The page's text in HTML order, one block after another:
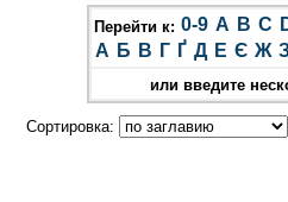
Перейти к: 0-9 A B C
А Б В Г Ґ Д Е Є Ж
или введите
Сортировка: